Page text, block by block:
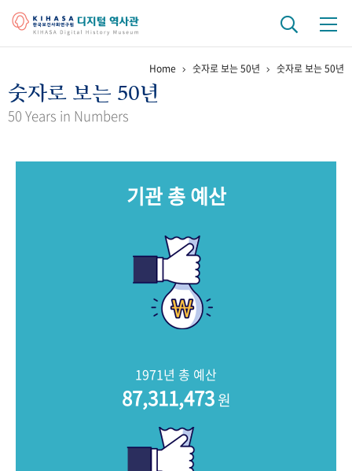
걸어온 길 기관 변천사 역대 기관장
키워드로 보는 연구 역사
문서 기록물 행정박물
Home 숫자로 보는 50년 숫자로 보는 50년
숫자로 보는 50년
50 Years in Numbers
기관 총 예산
1971년 총 예산
87,311,473원